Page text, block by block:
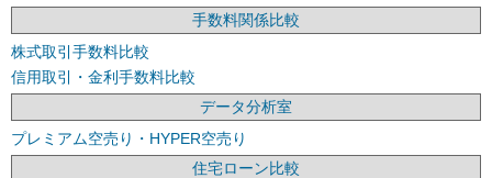
手数料関係比較
株式取引手数料比較
信用取引・金利手数料比較
データ分析室
プレミアム空売り・HYPER空売り
住宅ローン比較